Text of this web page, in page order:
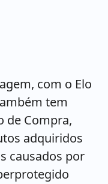
com o Elo
tem
de Compra,
adquiridos
causados por